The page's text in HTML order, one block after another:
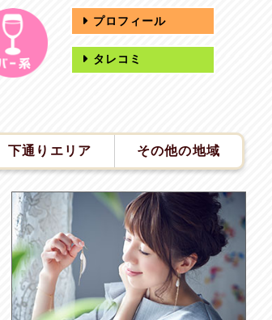
プロフィール
タレコミ
下通りエリア その他の地域